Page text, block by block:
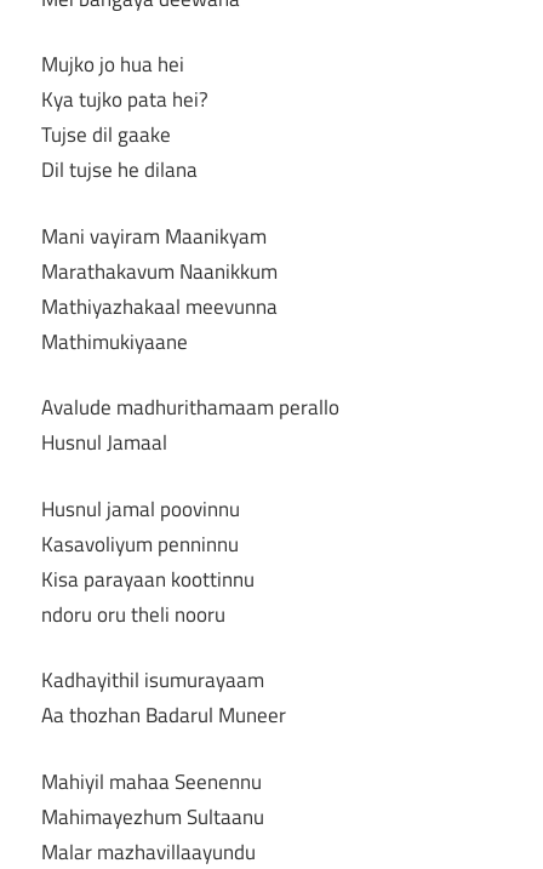
Mujko jo hua hei
Kya tujko pata hei?
Tujse dil gaake
Dil tujse he dilana
Mani vayiram Maanikyam
Marathakavum Naanikkum
Mathiyazhakaal meevunna
Mathimukiyaane
Avalude madhurithamaam perallo
Husnul Jamaal
Husnul jamal poovinnu
Kasavoliyum penninnu
Kisa parayaan koottinnu
ndoru oru theli nooru
Kadhayithil isumurayaam
Aa thozhan Badarul Muneer
Mahiyil mahaa Seenennu
Mahimayezhum Sultaanu
Malar mazhavillaayundu